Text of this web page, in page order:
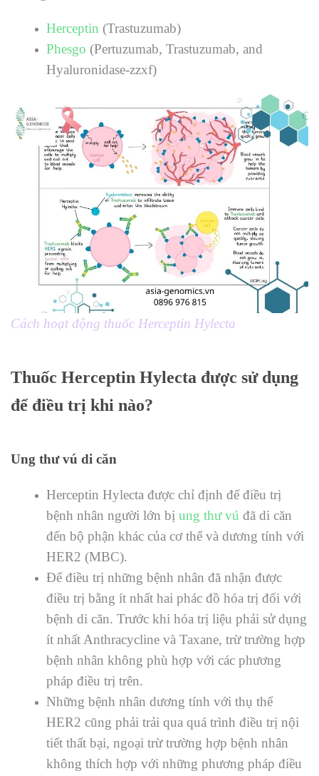
Herceptin (Trastuzumab)
Phesgo (Pertuzumab, Trastuzumab, and
Hyaluronidase-zzxf)
Cách hoạt động thuốc Herceptin Hylecta
Thuốc Herceptin Hylecta được sử dụng
để điều trị khi nào?
Ung thư vú di căn
Herceptin Hylecta được chỉ định để điều trị
bệnh nhân người lớn bị ung thư vú đã di căn
đến bộ phận khác của cơ thể và dương tính với
HER2 (MBC).
Để điều trị những bệnh nhân đã nhận được
điều trị bằng ít nhất hai phác đồ hóa trị đối với
bệnh di căn. Trước khi hóa trị liệu phải sử dụng
ít nhất Anthracycline và Taxane, trừ trường hợp
bệnh nhân không phù hợp với các phương
pháp điều trị trên.
Những bệnh nhân dương tính với thụ thể
HER2 cũng phải trải qua quá trình điều trị nội
tiết thất bại, ngoại trừ trường hợp bệnh nhân
không thích hợp với những phương pháp điều